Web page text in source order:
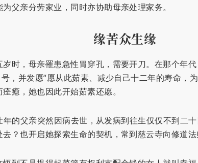
父亲分劳家业，同时亦协助母亲处理家务。
缘苦众生缘
时，母亲罹患急性胃穿孔，需要开刀。在那个年
，并发愿“愿从此茹素、减少自己十二年的寿命，
癒，她也因此开始茹素还愿。
的父亲突然因病去世，从发病到往生仅仅不到二
？也开启她探索生命的契机，常到慈云寺向修道法